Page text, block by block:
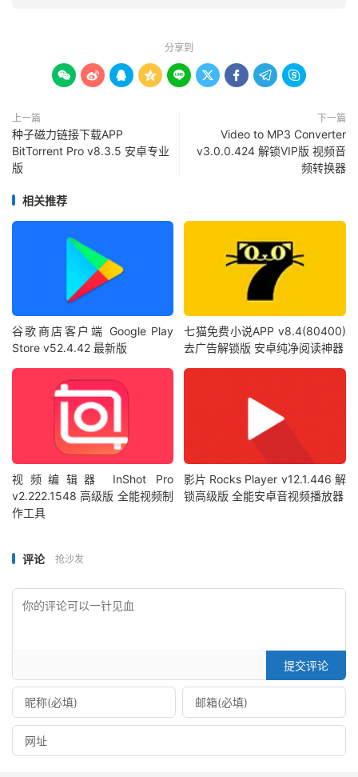
分享到
        
上一篇
种子磁力链接下载APP
BitTorrent Pro v8.3.5 安卓专业
版
下一篇
Video to MP3 Converter
v3.0.0.424 解锁VIP版 视频音
频转换器
相关推荐
谷歌商店客户端 Google Play
Store v52.4.42 最新版
七猫免费小说APP v8.4(80400)
去广告解锁版 安卓纯净阅读神器
视频编辑器 InShot Pro
v2.222.1548 高级版 全能视频制
作工具
影片 Rocks Player v12.1.446 解
锁高级版 全能安卓音视频播放器
评论 抢沙发
提交评论